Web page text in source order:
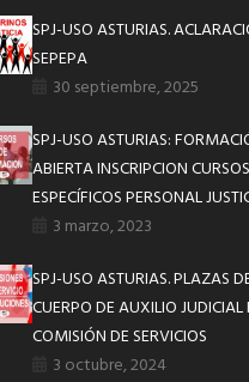
SPJ-USO ASTURIAS.
SEPEPA
30 septiembre, 2025
SPJ-USO ASTURIAS:
ABIERTA INSCRIPCION CURSOS
ESPECÍFICOS PERSONAL
3 marzo, 2023
SPJ-USO ASTURIAS. PLAZAS
CUERPO DE AUXILIO JUDICIAL
COMISIÓN DE SERVICIOS
3 octubre, 2024